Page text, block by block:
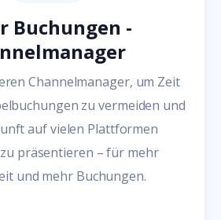
Buchungen -
Channelmanager, um Zeit
zu vermeiden und
auf vielen Plattformen
präsentieren – für mehr
und mehr Buchungen.